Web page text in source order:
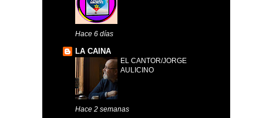
Hace 6 días
LA CAINA
EL CANTOR/JORGE
AULICINO
Hace 2 semanas